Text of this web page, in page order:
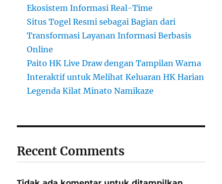
Ekosistem Informasi Real-Time
Situs Togel Resmi sebagai Bagian dari
Transformasi Layanan Informasi Berbasis
Online
Paito HK Live Draw dengan Tampilan Warna
Interaktif untuk Melihat Keluaran HK Harian
Legenda Kilat Minato Namikaze
Recent Comments